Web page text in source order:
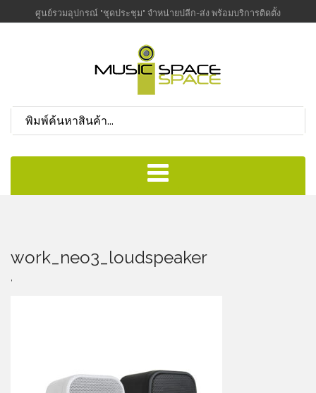
ศูนย์รวมอุปกรณ์ "ชุดประชุม" จำหน่ายปลีก-ส่ง พร้อมบริการติดตั้ง
work_neo3_loudspeaker